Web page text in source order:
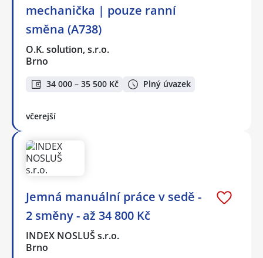
mechanička | pouze ranní
směna (A738)
O.K. solution, s.r.o.
Brno
34 000 – 35 500 Kč Plný úvazek
včerejší
Jemná manuální práce v sedě -
2 směny - až 34 800 Kč
INDEX NOSLUŠ s.r.o.
Brno